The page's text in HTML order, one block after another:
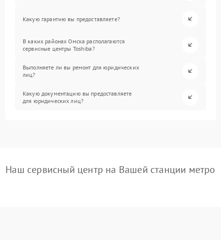
Какую гарантию вы предоставляете?
В каких районах Омска располагаются
сервисные центры Toshiba?
Выполняете ли вы ремонт для юридических
лиц?
Какую документацию вы предоставляете
для юридических лиц?
Наш сервисный центр на Вашей станции метро